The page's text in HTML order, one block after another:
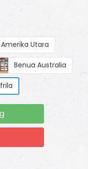
Utara
Benua Australia